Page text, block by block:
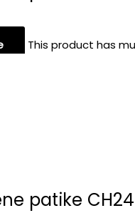
This product has
patike